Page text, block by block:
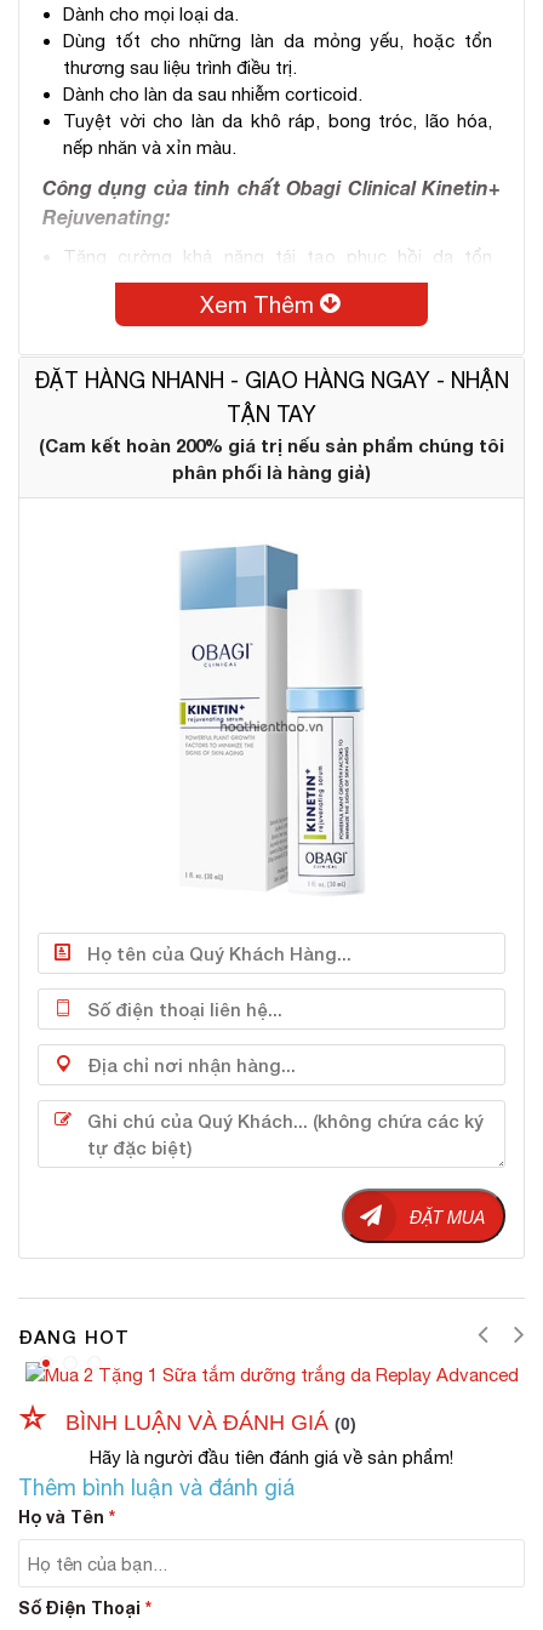
Dành cho mọi loại da.
Dùng tốt cho những làn da mỏng yếu, hoặc tổn
thương sau liệu trình điều trị.
Dành cho làn da sau nhiễm corticoid.
Tuyệt vời cho làn da khô ráp, bong tróc, lão hóa,
nếp nhăn và xỉn màu.
Công dụng của tinh chất Obagi Clinical Kinetin+
Rejuvenating:
Tăng cường khả năng tái tạo phục hồi da tổn
thương nhanh chóng.
Cung cấp dưỡng chất nuôi dưỡng làn da khỏe
Giúp tái tạo các lớp biểu bì dày và khỏe hơn.
Phục hồi các chức năng dưới da, cho làn da mềm
Tăng cường khả năng chống oxy hóa và làm giảm
các dấu hiệu lão hóa.
Từng bước làm mờ nếp nhăn trả lại vẻ mịn màng
Thành phần Serum phục hồi da tổn thương
Chiết xuất táo Thụy Sĩ: Tăng cường khả năng tái
sinh tế bào mới để giúp làm mờ nếp nhăn, cải thiện
kết cấu giúp da mịn màng hơn.
Sodium Hyaluronate​: Là hoạt chất cấp ẩm chuyên
sâu giúp làm dịu da khô ngứa và bong tróc.
Kinetin và Zeatin: Chống oxy hóa, giảm thiểu dấu
Peptide: Nuôi dưỡng làn da săn chắc và tươi trẻ
hơn.
Hệ thống vận chuyển độc đáo: Có khả năng phân
phối hoạt chất đến da hiệu quả trong vòng 12 giờ.
+ Thành phần đầy đủ:Water, Propanediol,
Methyl Gluceth-20, Sorbitan Laurate,
Phenoxyethanol, Xanthan Gum, Cellulose Gum,
Glycerin, Malus Domestica Fruit Cell Culture
Extract, Lecithin, Polyglyceryl-4 Laurate, Kinetin,
Citric Acid, Sodium Hyaluronate, Dilauryl Citrate,
Baicalin, 1,2-Hexanediol, Caprylyl Glycol, Inulin
26.
Xem Thêm
ĐẶT HÀNG NHANH - GIAO HÀNG NGAY - NHẬN
TẬN TAY
(Cam kết hoàn 200% giá trị nếu sản phẩm chúng tôi
phân phối là hàng giả)
ĐẶT MUA
ĐANG HOT
BÌNH LUẬN VÀ ĐÁNH GIÁ (0)
Hãy là người đầu tiên đánh giá về sản phẩm!
Thêm bình luận và đánh giá
Họ và Tên *
Số Điện Thoại *